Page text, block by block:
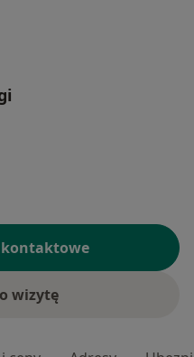
kontaktowe
wizytę